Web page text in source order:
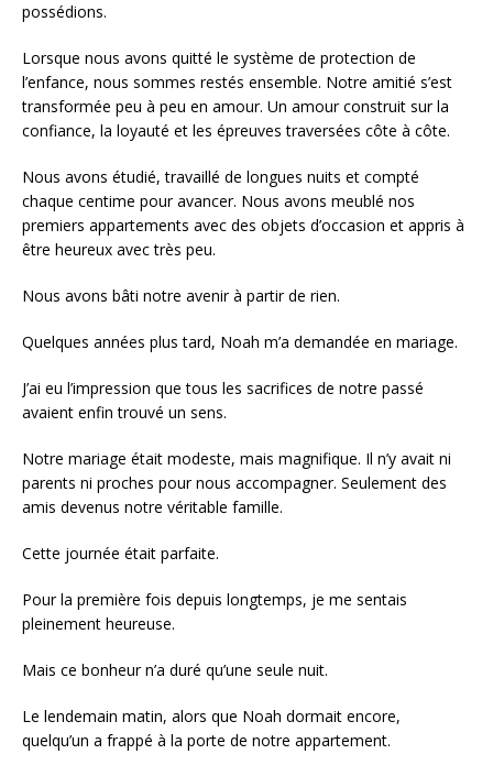
possédions.
Lorsque nous avons quitté le système de protection de
l’enfance, nous sommes restés ensemble. Notre amitié s’est
transformée peu à peu en amour. Un amour construit sur la
confiance, la loyauté et les épreuves traversées côte à côte.
Nous avons étudié, travaillé de longues nuits et compté
chaque centime pour avancer. Nous avons meublé nos
premiers appartements avec des objets d’occasion et appris à
être heureux avec très peu.
Nous avons bâti notre avenir à partir de rien.
Quelques années plus tard, Noah m’a demandée en mariage.
J’ai eu l’impression que tous les sacrifices de notre passé
avaient enfin trouvé un sens.
Notre mariage était modeste, mais magnifique. Il n’y avait ni
parents ni proches pour nous accompagner. Seulement des
amis devenus notre véritable famille.
Cette journée était parfaite.
Pour la première fois depuis longtemps, je me sentais
pleinement heureuse.
Mais ce bonheur n’a duré qu’une seule nuit.
Le lendemain matin, alors que Noah dormait encore,
quelqu’un a frappé à la porte de notre appartement.